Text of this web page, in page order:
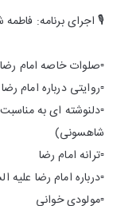
🎙 اجرای برنامه: فاطمه
▫️صلوات خاصه امام رضا
▫️روایتی درباره امام
▫️دلنوشته ای به
شاهسونی)
▫️ترانه امام رضا
▫️درباره امام رضا
▫️مولودی خوانی